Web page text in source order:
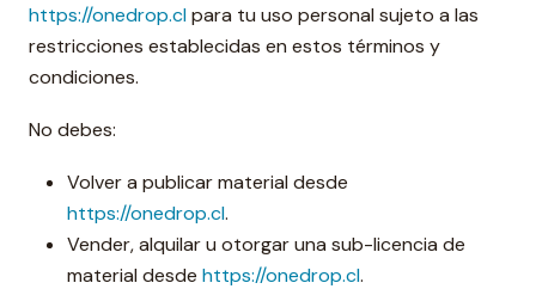
https://onedrop.clpara tu uso personal sujeto a las
restricciones establecidas en estos términos y
condiciones.
No debes:
Volver a publicar material desde
https://onedrop.cl.
Vender, alquilar u otorgar una sub-licencia de
material desde https://onedrop.cl.